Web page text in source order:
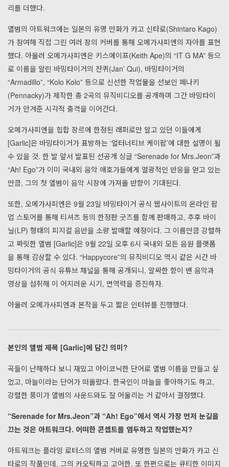
리를 더했다.
앨범의 아트워크에는 일본의 유명 만화가 카고 신타로(Shintaro Kago)
가 참여해 직접 그린 여러 장의 커버를 통해 오메가사피엔의 자아를 표현
했다. 아울러 오메가사피엔은 키스에이프(Keith Ape)의 “IT G MA” 등으
로 이름을 알린 바밍타이거의 잔퀴(Jan’ Qui), 바밍타이거의
“Armadillo”, “Kolo Kolo” 등으로 신선한 작업물을 선보인 페나키
(Pennacky)가 제작한 총 2곡의 뮤직비디오를 공개하며 그간 바밍타이
거가 안겨준 시각적 충격을 이어간다.
오메가사피엔을 힙합 장르에 한정된 래퍼로만 알고 있던 이들에게
[Garlic]은 바밍타이거가 표방하는 ‘얼터너티브 케이팝’에 대한 설명이 될
수 있을 것. 한 발 앞서 발표된 선공개 싱글 “Serenade for Mrs.Jeon”과
“Ah! Ego”가 이미 국내외 음악 애호가들에게 열광적인 반응을 얻고 있는
만큼, 그의 첫 앨범이 음악 시장에 가져올 반향이 기대된다.
또한, 오메가사피엔은 9월 23일 바밍타이거 공식 웹사이트의 온라인 팝
업 스토어를 통해 티셔츠 등의 한정판 굿즈를 함께 판매하고, 추후 바이
닐(LP) 형태의 피지컬 음반을 소량 발매할 예정이다. 그 이름만큼 강렬하
고 짜릿한 앨범 [Garlic]은 9월 22일 오후 6시 국내외 모든 음원 플랫폼
을 통해 감상할 수 있다. “Happycore”의 뮤직비디오 역시 같은 시간 바
밍타이거의 공식 유튜브 채널을 통해 공개되니, 알싸한 향이 밴 음악과
영상을 섭취해 이 어지러운 시기, 면역력을 증진하자.
아울러 오메가사피엔과 본작을 두고 짧은 인터뷰를 진행했다.
본인의 앨범 제목 [Garlic]에 담긴 의미?
곡들이 난해하다 보니 재밌고 아이코닉한 단어로 앨범 이름을 만들고 싶
었고, 마늘이라는 단어가 떠올랐다. 한국인이 마늘을 좋아하기도 하고,
강렬한 풍미가 앨범의 사운드와도 잘 어울리는 거 같아서 결정했다.
“Serenade for Mrs.Jeon”과 “Ah! Ego”에서 역시 가장 먼저 눈길을
끄는 것은 아트워크다. 어떠한 콘셉트를 염두하고 작업했는지?
아트워크는 플라잉 로터스의 앨범 커버로 유명한 일본의 만화가 카고 신
타로의 작품인데, 그의 카오틱하고 고어한, 또 한편으로는 큐티한 이미지